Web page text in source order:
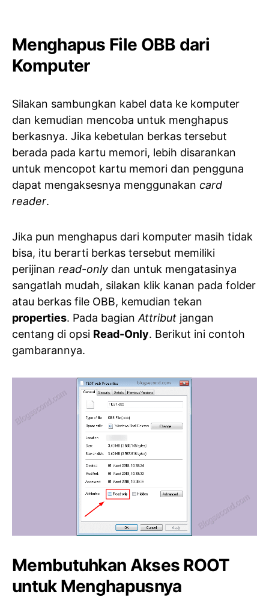
Menghapus File OBB dari
Komputer
Silakan sambungkan kabel data ke komputer
dan kemudian mencoba untuk menghapus
berkasnya. Jika kebetulan berkas tersebut
berada pada kartu memori, lebih disarankan
untuk mencopot kartu memori dan pengguna
dapat mengaksesnya menggunakan card
reader.
Jika pun menghapus dari komputer masih tidak
bisa, itu berarti berkas tersebut memiliki
perijinan read-only dan untuk mengatasinya
sangatlah mudah, silakan klik kanan pada folder
atau berkas file OBB, kemudian tekan
properties. Pada bagian Attribut jangan
centang di opsi Read-Only. Berikut ini contoh
gambarannya.
Membutuhkan Akses ROOT
untuk Menghapusnya